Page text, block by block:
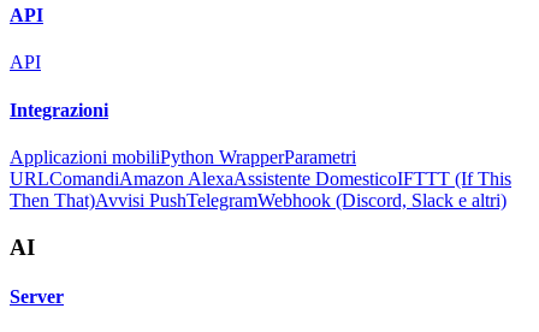
API
API
Integrazioni
Applicazioni mobiliPython WrapperParametri
URLComandiAmazon AlexaAssistente DomesticoIFTTT (If This
Then That)Avvisi PushTelegramWebhook (Discord, Slack e altri)
AI
Server